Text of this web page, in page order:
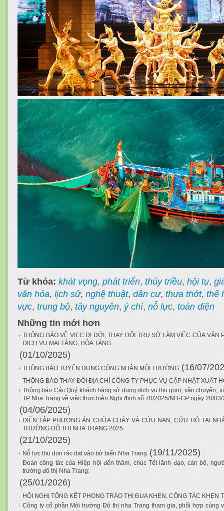
Từ khóa: khát vọng, phát triển, thủy triều, hội tụ,
văn hóa, lịch sử, nghệ thuật, dân cư, thưa thớt, thế
vực, trung bộ, tây nguyên, ý chí, nỗ lực, toàn diện
Những tin mới hơn
THÔNG BÁO VỀ VIẸC DI DỜI, THAY ĐỔI TRỤ SỞ LÀM VIỆC CỦA VĂN
DỊCH VỤ MAI TÁNG, HỎA TÁNG
(01/10/2025)
THÔNG BÁO TUYỂN DỤNG CÔNG NHÂN MÔI TRƯỜNG (16/07/
THÔNG BÁO THAY ĐỔI ĐỊA CHỈ CÔNG TY PHỤC VỤ CẬP NHẬT XUẤT
Thông báo Các Quý khách hàng sử dụng dịch vụ thu gom, vận chuyển,
TP Nha Trang về việc thực hiện Nghị định số 70/2025/NĐ-CP ngày 20/
(04/06/2025)
DIỄN TẬP PHƯƠNG ÁN CHỮA CHÁY VÀ CỨU NẠN, CỨU HỘ TẠI
TRƯỜNG ĐÔ THỊ NHA TRANG 2025
(21/10/2025)
Nỗ lực thu dọn rác dạt vào bờ biển Nha Trang (19/11/2025)
Đoàn công tác của Hiệp hội đến thăm, chúc Tết lãnh đạo, cán bộ,
trường đô thị Nha Trang:
(25/01/2026)
HỘI NGHỊ TỔNG KẾT PHONG TRÀO THI ĐUA KHEN, CÔNG TÁC KHEN
Công ty cổ phần Môi trường Đô thị nha Trang tham gia, phối hợp